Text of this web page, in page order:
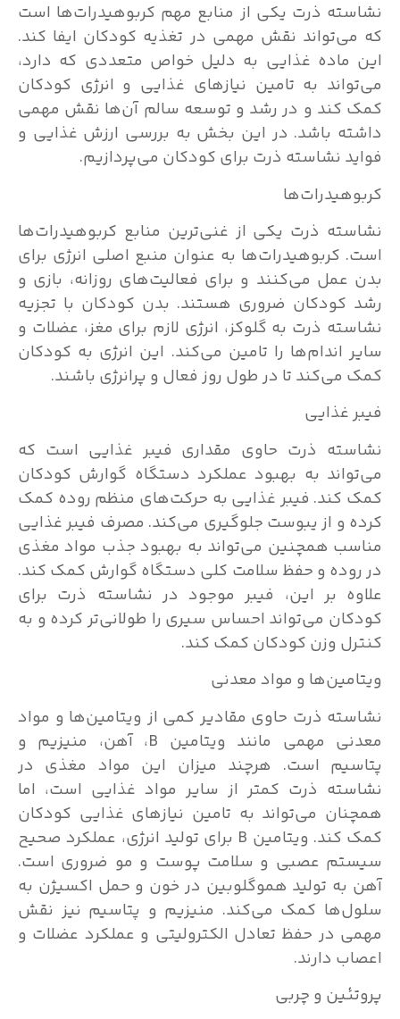
نشاسته ذرت یکی از منابع مهم کربوهیدرات‌ها است
که می‌تواند نقش مهمی در تغذیه کودکان ایفا کند.
این ماده غذایی به دلیل خواص متعددی که دارد،
می‌تواند به تامین نیازهای غذایی و انرژی کودکان
کمک کند و در رشد و توسعه سالم آن‌ها نقش مهمی
داشته باشد. در این بخش به بررسی ارزش غذایی و
فواید نشاسته ذرت برای کودکان می‌پردازیم.
کربوهیدرات‌ها
نشاسته ذرت یکی از غنی‌ترین منابع کربوهیدرات‌ها
است. کربوهیدرات‌ها به عنوان منبع اصلی انرژی برای
بدن عمل می‌کنند و برای فعالیت‌های روزانه، بازی و
رشد کودکان ضروری هستند. بدن کودکان با تجزیه
نشاسته ذرت به گلوکز، انرژی لازم برای مغز، عضلات و
سایر اندام‌ها را تامین می‌کند. این انرژی به کودکان
کمک می‌کند تا در طول روز فعال و پرانرژی باشند.
فیبر غذایی
نشاسته ذرت حاوی مقداری فیبر غذایی است که
می‌تواند به بهبود عملکرد دستگاه گوارش کودکان
کمک کند. فیبر غذایی به حرکت‌های منظم روده کمک
کرده و از یبوست جلوگیری می‌کند. مصرف فیبر غذایی
مناسب همچنین می‌تواند به بهبود جذب مواد مغذی
در روده و حفظ سلامت کلی دستگاه گوارش کمک کند.
علاوه بر این، فیبر موجود در نشاسته ذرت برای
کودکان می‌تواند احساس سیری را طولانی‌تر کرده و به
کنترل وزن کودکان کمک کند.
ویتامین‌ها و مواد معدنی
نشاسته ذرت حاوی مقادیر کمی از ویتامین‌ها و مواد
معدنی مهمی مانند ویتامین B، آهن، منیزیم و
پتاسیم است. هرچند میزان این مواد مغذی در
نشاسته ذرت کمتر از سایر مواد غذایی است، اما
همچنان می‌تواند به تامین نیازهای غذایی کودکان
کمک کند. ویتامین B برای تولید انرژی، عملکرد صحیح
سیستم عصبی و سلامت پوست و مو ضروری است.
آهن به تولید هموگلوبین در خون و حمل اکسیژن به
سلول‌ها کمک می‌کند. منیزیم و پتاسیم نیز نقش
مهمی در حفظ تعادل الکترولیتی و عملکرد عضلات و
اعصاب دارند.
پروتئین و چربی